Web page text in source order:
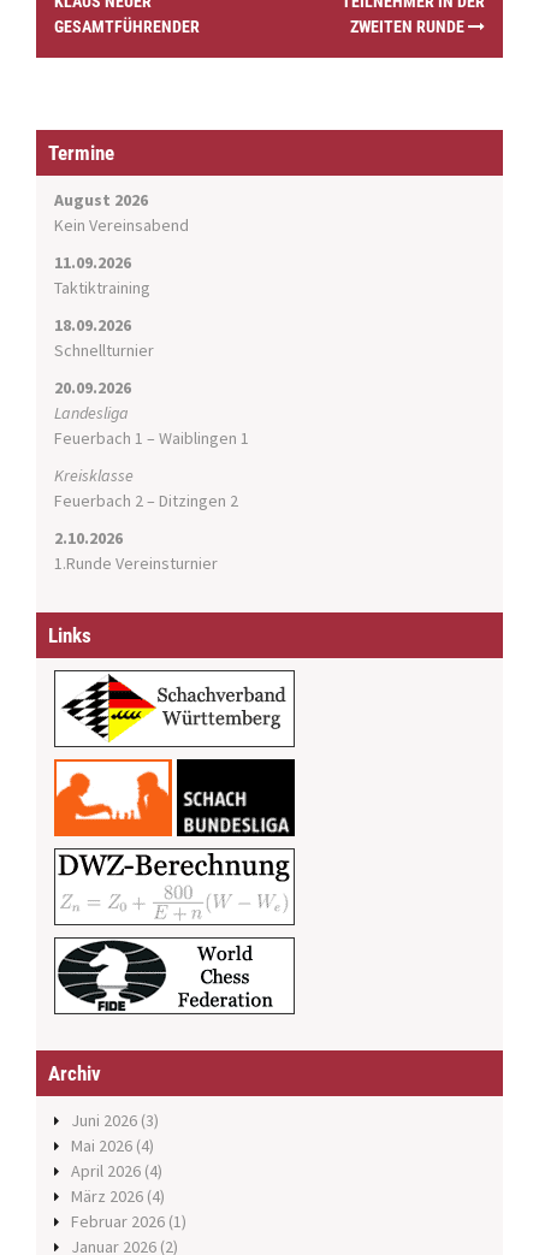
a
a
GESAMTFÜHRENDER
ZWEITEN RUNDE
Termine
August 2026
Kein Vereinsabend
11.09.2026
Taktiktraining
18.09.2026
Schnellturnier
20.09.2026
Landesliga
Feuerbach 1 – Waiblingen 1
Kreisklasse
Feuerbach 2 – Ditzingen 2
2.10.2026
1.Runde Vereinsturnier
Links
Archiv
Juni 2026 (3)
Mai 2026 (4)
April 2026 (4)
März 2026 (4)
Februar 2026 (1)
Januar 2026 (2)